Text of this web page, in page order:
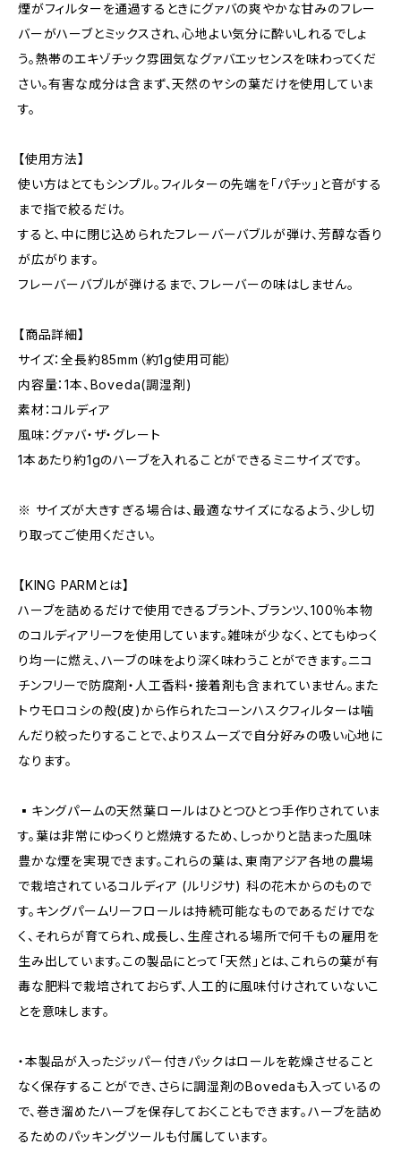
煙がフィルターを通過するときにグァバの爽やかな甘みのフレー
バーがハーブとミックスされ、心地よい気分に酔いしれるでしょ
う。熱帯のエキゾチック雰囲気なグァバエッセンスを味わってくだ
さい。有害な成分は含まず、天然のヤシの葉だけを使用していま
す。
【使用方法】
使い方はとてもシンプル。フィルターの先端を「パチッ」と音がする
まで指で絞るだけ。
すると、中に閉じ込められたフレーバーバブルが弾け、芳醇な香り
が広がります。
フレーバーバブルが弾けるまで、フレーバーの味はしません。
【商品詳細】
サイズ：全長約85mm（約1g使用可能）
内容量：1本、Boveda(調湿剤)
素材：コルディア
風味：グァバ・ザ・グレート
1本あたり約1gのハーブを入れることができるミニサイズです。
※ サイズが大きすぎる場合は、最適なサイズになるよう、少し切
り取ってご使用ください。
【KING PARMとは】
ハーブを詰めるだけで使用できるブラント、ブランツ、100％本物
のコルディアリーフを使用しています。雑味が少なく、とてもゆっく
り均一に燃え、ハーブの味をより深く味わうことができます。ニコ
チンフリーで防腐剤・人工香料・接着剤も含まれていません。また
トウモロコシの殻(皮)から作られたコーンハスクフィルターは噛
んだり絞ったりすることで、よりスムーズで自分好みの吸い心地に
なります。
▪️キングパームの天然葉ロールはひとつひとつ手作りされていま
す。葉は非常にゆっくりと燃焼するため、しっかりと詰まった風味
豊かな煙を実現できます。これらの葉は、東南アジア各地の農場
で栽培されているコルディア (ルリジサ) 科の花木からのもので
す。キングパームリーフロールは持続可能なものであるだけでな
く、それらが育てられ、成長し、生産される場所で何千もの雇用を
生み出しています。この製品にとって「天然」とは、これらの葉が有
毒な肥料で栽培されておらず、人工的に風味付けされていないこ
とを意味します。
・本製品が入ったジッパー付きパックはロールを乾燥させること
なく保存することができ、さらに調湿剤のBovedaも入っているの
で、巻き溜めたハーブを保存しておくこともできます。ハーブを詰め
るためのパッキングツールも付属しています。